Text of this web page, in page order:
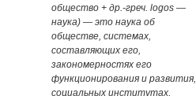
общество + др.-греч. logos —
наука) — это наука об
обществе, системах,
составляющих его,
закономерностях его
функционирования и развития,
социальных институтах,